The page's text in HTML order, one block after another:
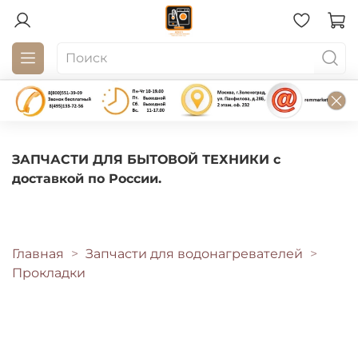
ЗАПЧАСТИ ДЛЯ БЫТОВОЙ ТЕХНИКИ с
доставкой по России.
Главная
Запчасти для водонагревателей
Прокладки